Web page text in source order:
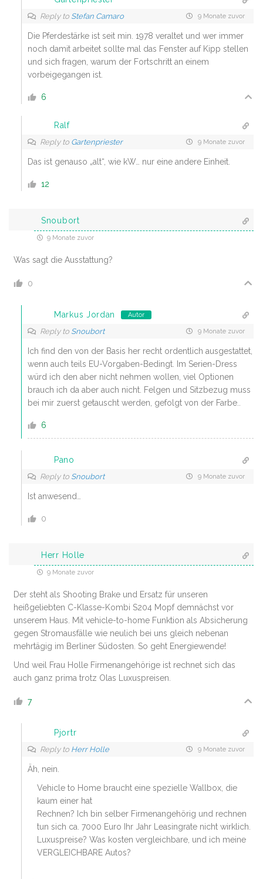
Reply to Stefan Camaro 9 Monate zuvor
Die Pferdestärke ist seit min. 1978 veraltet und wer immer
noch damit arbeitet sollte mal das Fenster auf Kipp stellen
und sich fragen, warum der Fortschritt an einem
vorbeigegangen ist.
6
Ralf
Reply to Gartenpriester 9 Monate zuvor
Das ist genauso „alt“, wie kW… nur eine andere Einheit.
12
Snoubort
9 Monate zuvor
Was sagt die Ausstattung?
0
Markus Jordan Autor
Reply to Snoubort 9 Monate zuvor
Ich find den von der Basis her recht ordentlich ausgestattet,
wenn auch teils EU-Vorgaben-Bedingt. Im Serien-Dress
würd ich den aber nicht nehmen wollen, viel Optionen
brauch ich da aber auch nicht. Felgen und Sitzbezug muss
bei mir zuerst getauscht werden, gefolgt von der Farbe..
6
Pano
Reply to Snoubort 9 Monate zuvor
Ist anwesend…
0
Herr Holle
9 Monate zuvor
Der steht als Shooting Brake und Ersatz für unseren
heißgeliebten C-Klasse-Kombi S204 Mopf demnächst vor
unserem Haus. Mit vehicle-to-home Funktion als Absicherung
gegen Stromausfälle wie neulich bei uns gleich nebenan
mehrtägig im Berliner Südosten. So geht Energiewende!
Und weil Frau Holle Firmenangehörige ist rechnet sich das
auch ganz prima trotz Olas Luxuspreisen.
7
Pjortr
Reply to Herr Holle 9 Monate zuvor
Äh, nein.
Vehicle to Home braucht eine spezielle Wallbox, die
kaum einer hat
Rechnen? Ich bin selber Firmenangehörig und rechnen
tun sich ca. 7000 Euro Ihr Jahr Leasingrate nicht wirklich.
Luxuspreise? Was kosten vergleichbare, und ich meine
VERGLEICHBARE Autos?